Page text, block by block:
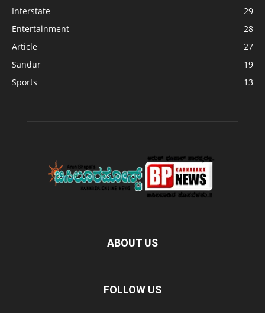
Interstate
29
Entertainment
28
Article
27
Sandur
19
Sports
13
ABOUT US
FOLLOW US